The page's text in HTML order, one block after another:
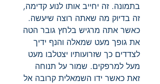
בתמונה. זה יחייב אותו לנוע קדימה,
זה בדיוק מה שאתה רוצה שיעשה.
כאשר אתה מרגיש בלחץ גובר הטה
את גופך מעט שמאלה והנף ידיך
לצדדים כך שזרועותיו יצטלבו מעט
מעל למרפקים. שמור על תנוחה
זאת כאשר ידו השמאלית קרובה אל